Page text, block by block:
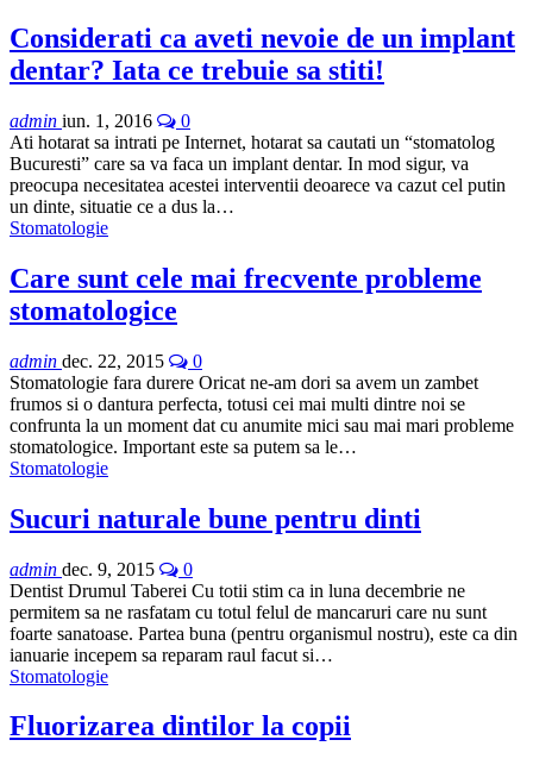
Considerati ca aveti nevoie de un implant
dentar? Iata ce trebuie sa stiti!
admin iun. 1, 2016
0
Ati hotarat sa intrati pe Internet, hotarat sa cautati un “stomatolog
Bucuresti” care sa va faca un implant dentar. In mod sigur, va
preocupa necesitatea acestei interventii deoarece va cazut cel putin
un dinte, situatie ce a dus la…
Stomatologie
Care sunt cele mai frecvente probleme
stomatologice
admin dec. 22, 2015
0
Stomatologie fara durere Oricat ne-am dori sa avem un zambet
frumos si o dantura perfecta, totusi cei mai multi dintre noi se
confrunta la un moment dat cu anumite mici sau mai mari probleme
stomatologice. Important este sa putem sa le…
Stomatologie
Sucuri naturale bune pentru dinti
admin dec. 9, 2015
0
Dentist Drumul Taberei Cu totii stim ca in luna decembrie ne
permitem sa ne rasfatam cu totul felul de mancaruri care nu sunt
foarte sanatoase. Partea buna (pentru organismul nostru), este ca din
ianuarie incepem sa reparam raul facut si…
Stomatologie
Fluorizarea dintilor la copii